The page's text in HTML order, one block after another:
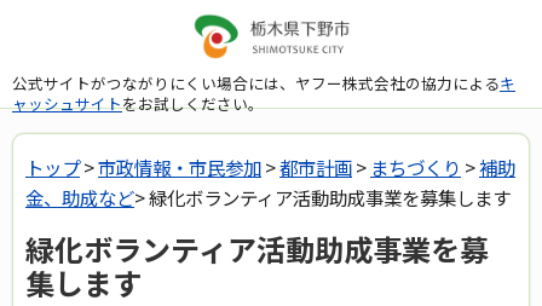
公式サイトがつながりにくい場合には、ヤフー株式会社の協力によるキ
ャッシュサイトをお試しください。
トップ>市政情報・市民参加>都市計画> まちづくり >補助
金、助成など> 緑化ボランティア活動助成事業を募集します
緑化ボランティア活動助成事業を募
集します